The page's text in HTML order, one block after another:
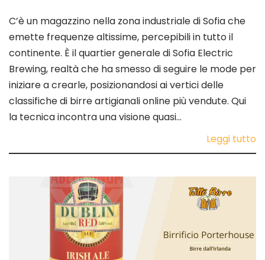
C’è un magazzino nella zona industriale di Sofia che
emette frequenze altissime, percepibili in tutto il
continente. È il quartier generale di Sofia Electric
Brewing, realtà che ha smesso di seguire le mode per
iniziare a crearle, posizionandosi ai vertici delle
classifiche di birre artigianali online più vendute. Qui
la tecnica incontra una visione quasi…
Leggi tutto